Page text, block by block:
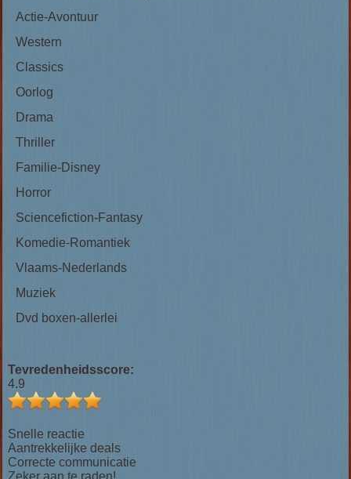
Actie-Avontuur
Western
Classics
Oorlog
Drama
Thriller
Familie-Disney
Horror
Sciencefiction-Fantasy
Komedie-Romantiek
Vlaams-Nederlands
Muziek
Dvd boxen-allerlei
Tevredenheidsscore:
4.9
Snelle reactie
Aantrekkelijke deals
Correcte communicatie
Zeker aan te raden!